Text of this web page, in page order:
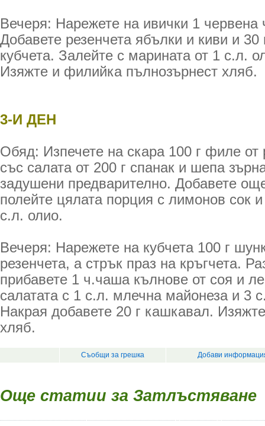
Вечеря: Нарежете на ивички 1 червена
Добавете резенчета ябълки и киви и
кубчета. Залейте с марината от 1 с.л.
Изяжте и филийка пълнозърнест хляб.
3-И ДЕН
Обяд: Изпечете на скара 100 г филе от
със салата от 200 г спанак и шепа
задушени предварително. Добавете
полейте цялата порция с лимонов сок
с.л. олио.
Вечеря: Нарежете на кубчета 100 г
резенчета, а стрък праз на кръгчета.
прибавете 1 ч.чаша кълнове от соя и
салатата с 1 с.л. млечна майонеза и 3
Накрая добавете 20 г кашкавал.
хляб.
Съобщи за грешка Добави
Още статии за Затлъстяване